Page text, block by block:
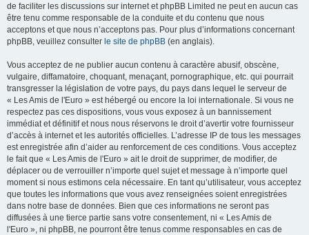
de faciliter les discussions sur internet et phpBB Limited ne peut en aucun cas
être tenu comme responsable de la conduite et du contenu que nous
acceptons et que nous n’acceptons pas. Pour plus d’informations concernant
phpBB, veuillez consulter le site de phpBB (en anglais).
Vous acceptez de ne publier aucun contenu à caractère abusif, obscène,
vulgaire, diffamatoire, choquant, menaçant, pornographique, etc. qui pourrait
transgresser la législation de votre pays, du pays dans lequel le serveur de
« Les Amis de l'Euro » est hébergé ou encore la loi internationale. Si vous ne
respectez pas ces dispositions, vous vous exposez à un bannissement
immédiat et définitif et nous nous réservons le droit d’avertir votre fournisseur
d’accès à internet et les autorités officielles. L’adresse IP de tous les messages
est enregistrée afin d’aider au renforcement de ces conditions. Vous acceptez
le fait que « Les Amis de l'Euro » ait le droit de supprimer, de modifier, de
déplacer ou de verrouiller n’importe quel sujet et message à n’importe quel
moment si nous estimons cela nécessaire. En tant qu’utilisateur, vous acceptez
que toutes les informations que vous avez renseignées soient enregistrées
dans notre base de données. Bien que ces informations ne seront pas
diffusées à une tierce partie sans votre consentement, ni « Les Amis de
l'Euro », ni phpBB, ne pourront être tenus comme responsables en cas de